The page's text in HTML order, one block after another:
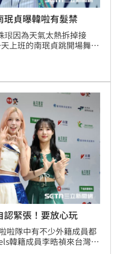
貞曝韓啦有髮禁
因為天氣太熱拆掉接
上班的南珉貞跳開場舞和
「真的熱！」會考慮和李
緊張！要放心玩
啦隊中有不少外籍成員都
韓籍成員李晧禎來台灣發